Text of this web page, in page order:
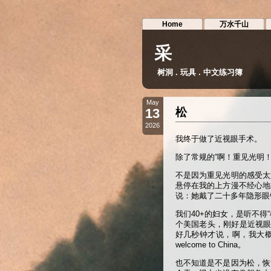
Home 万水千山
采
树洞 . 玩具 . 中文练习簿
May
13
2026
松
我终于做了近视眼手术。
除了常规的“啊！重见光明
不是因为重见光明的感受
悬停在我的上方漫不经心
说：她戴了二十多年隐形
我们40+的妇女，是听不得
个美国老头，刚好是近视
好几秒钟才说，啊，我大
welcome to China。
也不知道是不是因为松，